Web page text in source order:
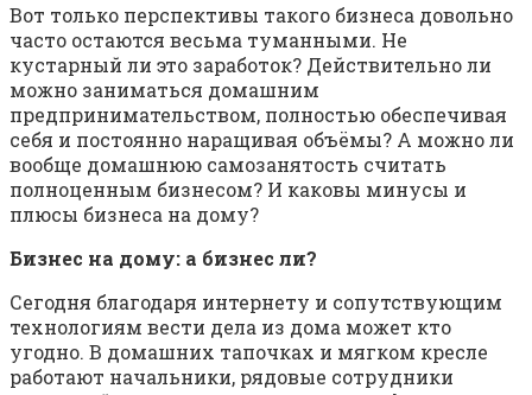
Вот только перспективы такого бизнеса довольно
часто остаются весьма туманными. Не
кустарный ли это заработок? Действительно ли
можно заниматься домашним
предпринимательством, полностью обеспечивая
себя и постоянно наращивая объёмы? А можно ли
вообще домашнюю самозанятость считать
полноценным бизнесом? И каковы минусы и
плюсы бизнеса на дому?
Бизнес на дому: а бизнес ли?
Сегодня благодаря интернету и сопутствующим
технологиям вести дела из дома может кто
угодно. В домашних тапочках и мягком кресле
работают начальники, рядовые сотрудники